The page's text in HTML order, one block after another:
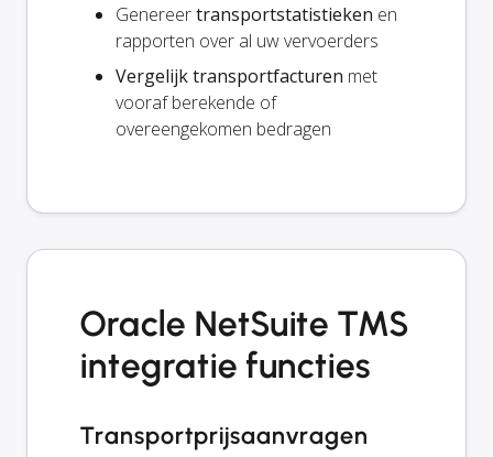
Genereertransportstatistieken en
rapporten over al uw vervoerders
Vergelijk transportfacturen met
vooraf berekende of
overeengekomen bedragen
Oracle NetSuite TMS
integratie functies
Transportprijsaanvragen